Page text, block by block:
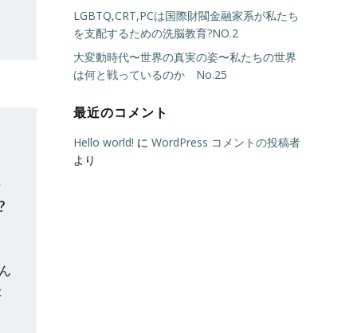
LGBTQ,CRT,PCは国際財閥金融家系が私たち
を支配するための洗脳教育?NO.2
大変動時代〜世界の真実の姿〜私たちの世界
は何と戦っているのか No.25
最近のコメント
Hello world! に WordPress コメントの投稿者
より